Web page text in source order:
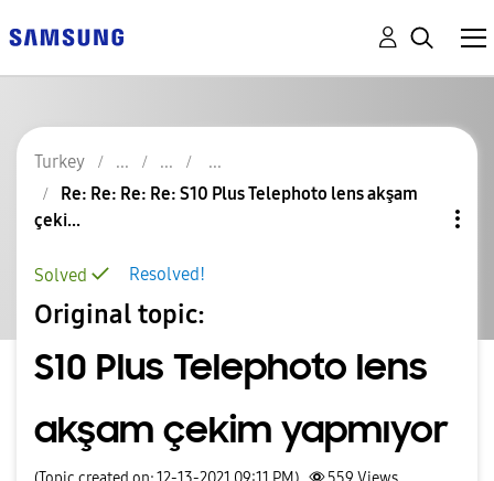
Turkey
Re: Re: Re: Re: S10 Plus Telephoto lens akşam
çeki...
Resolved!
Solved
Original topic:
S10 Plus Telephoto lens
akşam çekim yapmıyor